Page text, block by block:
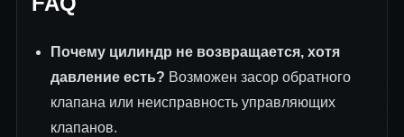
Почему цилиндр не возвращается, хотя
давление есть? Возможен засор обратного
клапана или неисправность управляющих
клапанов.